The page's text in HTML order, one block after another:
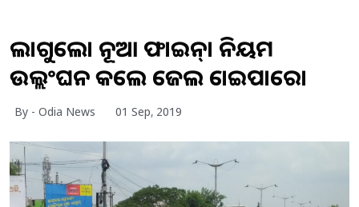
ଲାଗୁହେଲା ନୂଆ ଫାଇନ୍। ନିୟମ
ଉଲ୍ଲଂଘନ କଲେ ଜେଲ ହୋଇପାରେ।
By - Odia News 01 Sep, 2019